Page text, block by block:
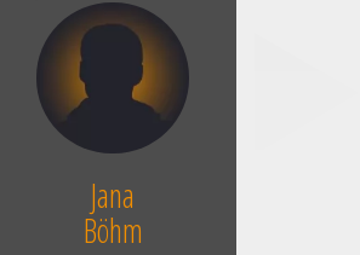
Jana
Böhm